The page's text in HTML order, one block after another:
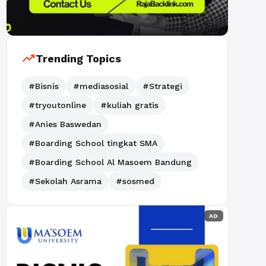
trending_upTrending Topics
#Bisnis #mediasosial
#Strategi
#tryoutonline
#kuliah gratis
#Anies Baswedan
#Boarding School tingkat SMA
#Boarding School Al Masoem Bandung
#Sekolah Asrama
#sosmed
AD